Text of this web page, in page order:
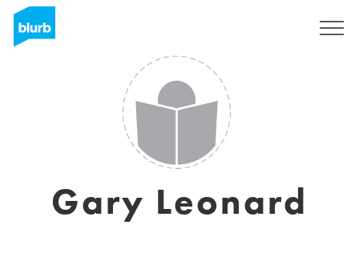
Gary Leonard